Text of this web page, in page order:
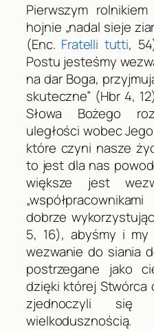
Pierwszym
hojnie „nadal sieje
(Enc. Fratelli tutti,
Postu jesteśmy
na dar Boga,
skuteczne” (Hbr4,
Słowa Bożego
uległości wobec
które czyni nasze
to jest dla nas
większe jest
dobrze
5, 16), abyśmy i my
wezwanie do siania
postrzegane jako
dzięki której Stwórca
zjednoczyli
wielkodusznością.